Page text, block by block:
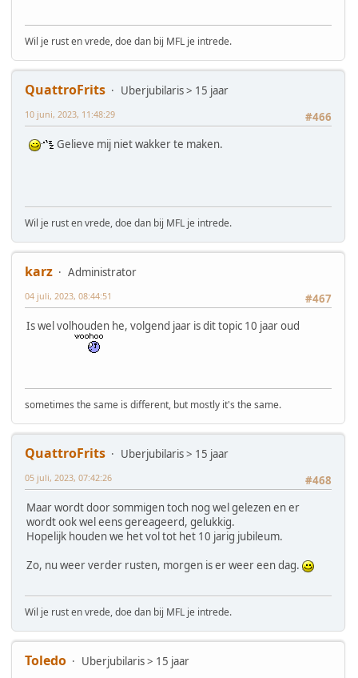
Wil je rust en vrede, doe dan bij MFL je intrede.
QuattroFrits
Uberjubilaris > 15 jaar
#466
10 juni, 2023, 11:48:29
Gelieve mij niet wakker te maken.
Wil je rust en vrede, doe dan bij MFL je intrede.
karz
Administrator
#467
04 juli, 2023, 08:44:51
Is wel volhouden he, volgend jaar is dit topic 10 jaar oud
sometimes the same is different, but mostly it's the same.
QuattroFrits
Uberjubilaris > 15 jaar
#468
05 juli, 2023, 07:42:26
Maar wordt door sommigen toch nog wel gelezen en er
wordt ook wel eens gereageerd, gelukkig.
Hopelijk houden we het vol tot het 10 jarig jubileum.
Zo, nu weer verder rusten, morgen is er weer een dag.
Wil je rust en vrede, doe dan bij MFL je intrede.
Toledo
Uberjubilaris > 15 jaar